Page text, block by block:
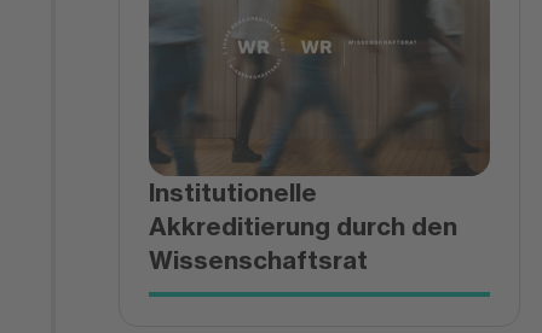
Institutionelle
Akkreditierung durch den
Wissenschaftsrat